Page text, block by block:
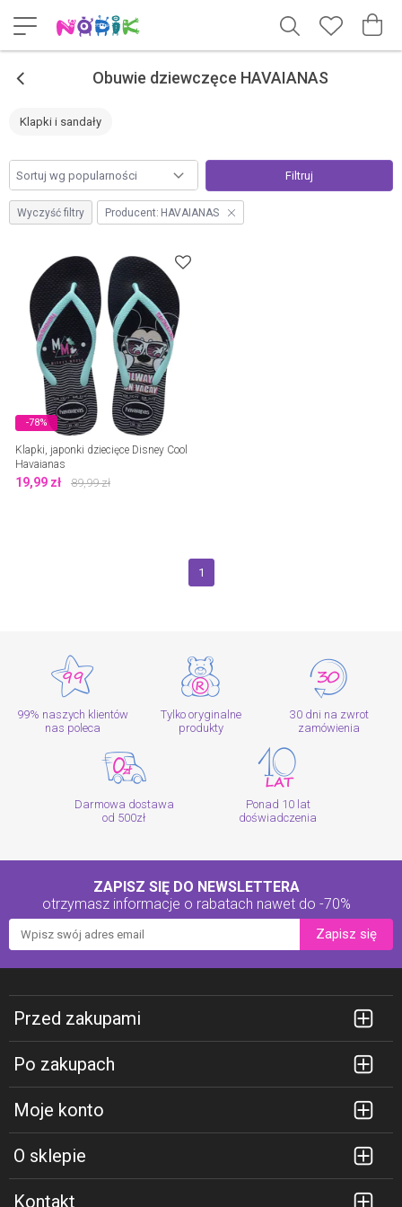
< Obuwie dziewczęce HAVAIANAS
Klapki i sandały
Filtruj
Wyczyść filtry Producent: HAVAIANAS
-78%
Klapki, japonki dziecięce Disney Cool
Havaianas
19,99 zł 89,99zł
1
99% naszych klientów
nas poleca
Tylko oryginalne
produkty
30 dni na zwrot
zamówienia
Darmowa dostawa
od 500zł
Ponad 10 lat
doświadczenia
ZAPISZ SIĘ DO NEWSLETTERA
otrzymasz informacje o rabatach nawet do -70%
Zapisz się
Przed zakupami
Po zakupach
Moje konto
O sklepie
Kontakt